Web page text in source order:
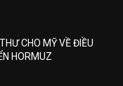
CHO MỸ VỀ ĐIỀU
HORMUZ